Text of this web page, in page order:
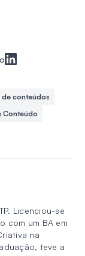
de conteúdos
Conteúdo
Licenciou-se
com um BA em
na
teve a